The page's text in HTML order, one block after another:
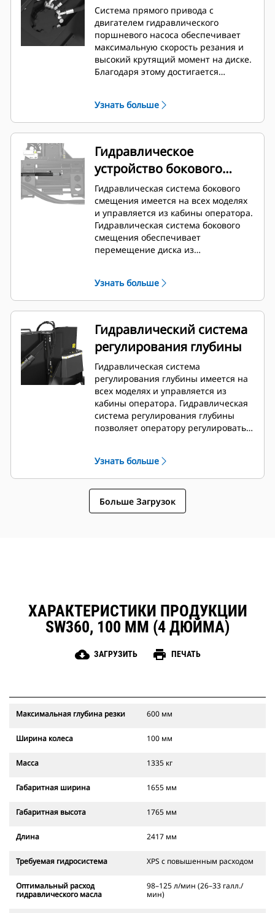
Система прямого привода с
двигателем гидравлического
поршневого насоса обеспечивает
максимальную скорость резания и
высокий крутящий момент на диске.
Благодаря этому достигается
Узнать больше
Гидравлическое
устройство бокового
смещения
Гидравлическая система бокового
смещения имеется на всех моделях
и управляется из кабины оператора.
Гидравлическая система бокового
смещения обеспечивает
перемещение диска из
выполнять резание рядом с
бордюрами, стенами и другими
препятствиями без перемещения
машины.
Узнать больше
Гидравлический система
регулирования глубины
Гидравлическая система
регулирования глубины имеется на
всех моделях и управляется из
кабины оператора. Гидравлическая
система регулирования глубины
позволяет оператору регулировать
текущей задачи при необходимости.
Узнать больше
Больше Загрузок
ХАРАКТЕРИСТИКИ ПРОДУКЦИИ
SW360, 100 ММ (4 ДЮЙМА)
cloud_download ЗАГРУЗИТЬ print ПЕЧАТЬ
Максимальная глубина резки 600 мм
Ширина колеса 100 мм
Масса 1335 кг
Габаритная ширина 1655 мм
Габаритная высота 1765 мм
Длина 2417 мм
Требуемая гидросистема XPS с повышенным расходом
Оптимальный расход
гидравлического масла
98–125 л/мин (26–33 галл./
мин)